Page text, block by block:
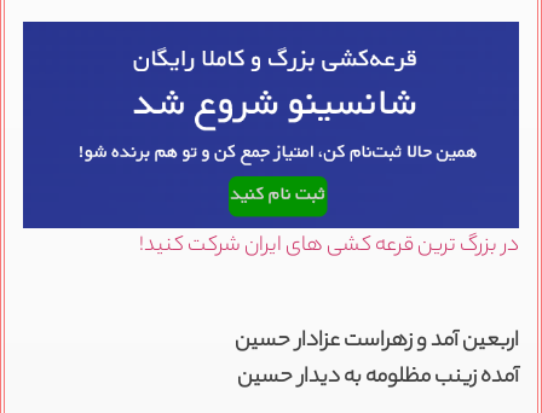
بزرگ ترین قرعه کشی های ایران شرکت کنید!
آمد و زهراست عزادار حسین
زینب مظلومه به دیدار حسین